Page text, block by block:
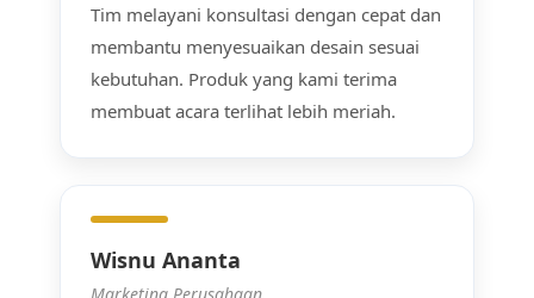
Tim melayani konsultasi dengan cepat dan
membantu menyesuaikan desain sesuai
kebutuhan. Produk yang kami terima
membuat acara terlihat lebih meriah.
Wisnu Ananta